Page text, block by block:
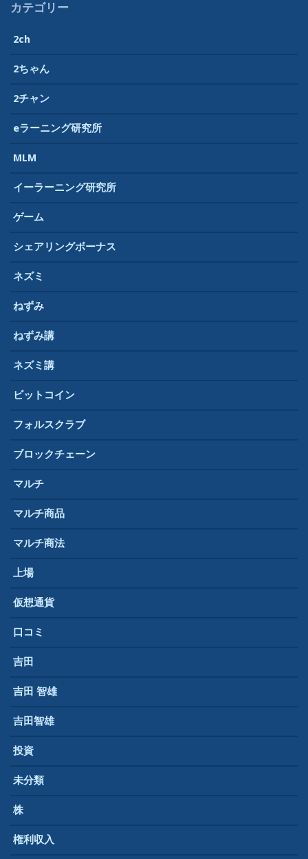
カテゴリー
2ch
2ちゃん
2チャン
eラーニング研究所
MLM
イーラーニング研究所
ゲーム
シェアリングボーナス
ネズミ
ねずみ
ねずみ講
ネズミ講
ビットコイン
フォルスクラブ
ブロックチェーン
マルチ
マルチ商品
マルチ商法
上場
仮想通貨
口コミ
吉田
吉田 智雄
吉田智雄
投資
未分類
株
権利収入